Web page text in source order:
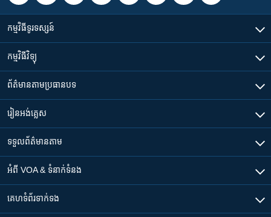
កម្មវិធី​ទូរទស្សន៍
កម្មវិធី​វិទ្យុ
ព័ត៌មាន​តាមប្រធានបទ​
រៀន​​អង់គ្លេស
ទទួល​ព័ត៌មាន​តាម
អំពី​ VOA & ទំនាក់ទំនង
គេហទំព័រ​​ទាក់ទង